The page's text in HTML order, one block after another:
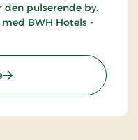
pulserende by.
BWH Hotels -
: The Huxley